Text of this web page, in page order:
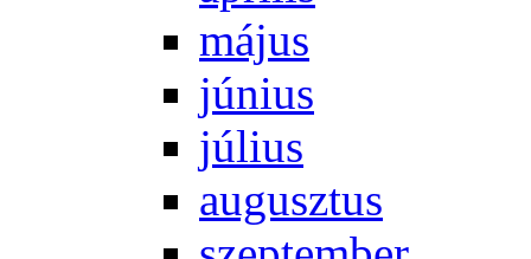
má­jus
jú­ni­us
jú­li­us
au­gusz­tus